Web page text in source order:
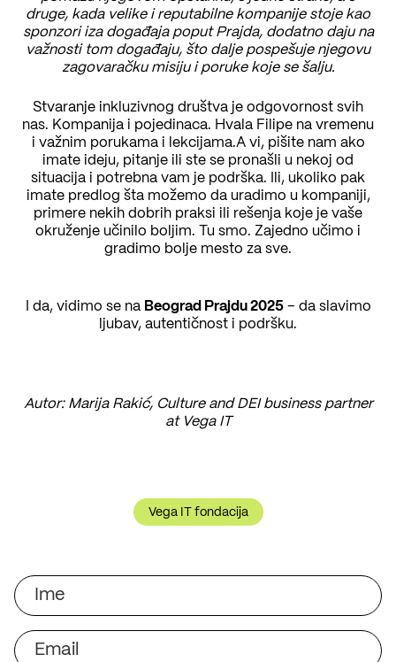
druge, kada velike i reputabilne kompanije stoje kao
sponzori iza događaja poput Prajda, dodatno daju na
važnosti tom događaju, što dalje pospešuje njegovu
zagovaračku misiju i poruke koje se šalju.
Stvaranje inkluzivnog društva je odgovornost svih
nas. Kompanija i pojedinaca. Hvala Filipe na vremenu
i važnim porukama i lekcijama.A vi, pišite nam ako
imate ideju, pitanje ili ste se pronašli u nekoj od
situacija i potrebna vam je podrška. Ili, ukoliko pak
imate predlog šta možemo da uradimo u kompaniji,
primere nekih dobrih praksi ili rešenja koje je vaše
okruženje učinilo boljim. Tu smo. Zajedno učimo i
gradimo bolje mesto za sve.
I da, vidimo se na Beograd Prajdu 2025– da slavimo
ljubav, autentičnost i podršku.
Autor: Marija Rakić, Culture and DEI business partner
at Vega IT
Vega IT fondacija
Ime
Email